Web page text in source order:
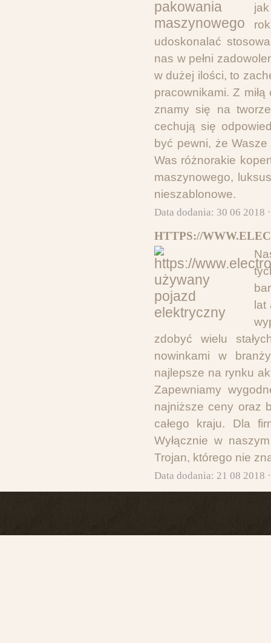
udoskonalać
nas w pełni
w dużej ilości, to
pracownikami. Z
znamy się na
cechują się
być pewni, że
Was różnorakie
maszynowego,
nieszablonowe.
Data dodania: 30 06 2018
HTTPS://
zdobyć wielu
nowinkami w
najlepsze na rynku
Zapewniamy
najniższe ceny oraz
całego kraju. Dla
Wyłącznie w
Trojan, którego nie
Data dodania: 21 08 2018